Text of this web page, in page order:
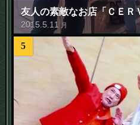
友人の素敵なお店「ＣＥＲ
2015 5 11 月
5